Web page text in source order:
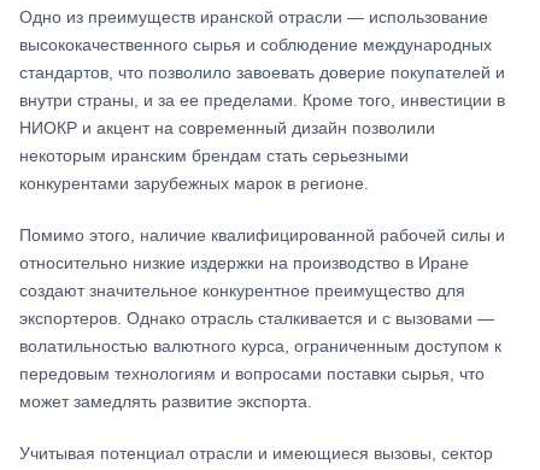
Одно из преимуществ иранской отрасли — использование
высококачественного сырья и соблюдение международных
стандартов, что позволило завоевать доверие покупателей и
внутри страны, и за ее пределами. Кроме того, инвестиции в
НИОКР и акцент на современный дизайн позволили
некоторым иранским брендам стать серьезными
конкурентами зарубежных марок в регионе.
Помимо этого, наличие квалифицированной рабочей силы и
относительно низкие издержки на производство в Иране
создают значительное конкурентное преимущество для
экспортеров. Однако отрасль сталкивается и с вызовами —
волатильностью валютного курса, ограниченным доступом к
передовым технологиям и вопросами поставки сырья, что
может замедлять развитие экспорта.
Учитывая потенциал отрасли и имеющиеся вызовы, сектор